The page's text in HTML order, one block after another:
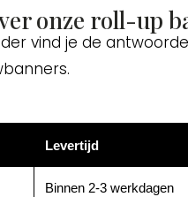
onze roll-up
vind je de
Levertijd
Binnen 2-3 werkdagen